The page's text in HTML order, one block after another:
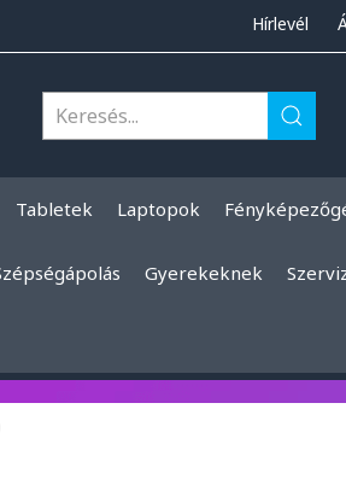
Hírlevél
Tabletek Laptopok
Gyerekeknek